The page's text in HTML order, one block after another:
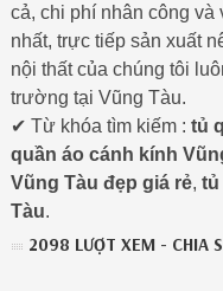
cả, chi phí nhân công
nhất, trực tiếp sản xuất
nội thất của chúng tôi
trường tại Vũng Tàu.
✔ Từ khóa tìm kiếm : tủ
quần áo cánh kính
Vũng Tàu đẹp giá rẻ, tủ
Tàu.
2098 LƯỢT XEM - CHIA